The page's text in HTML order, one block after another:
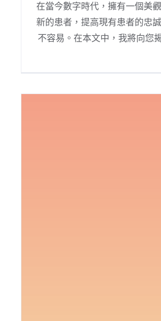
在當今數字時代，擁有一個美
新的患者，提高現有患者的忠
不容易。在本文中，我將向您